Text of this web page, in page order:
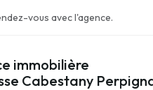
vous avec l'agence.
immobilière
Cabestany